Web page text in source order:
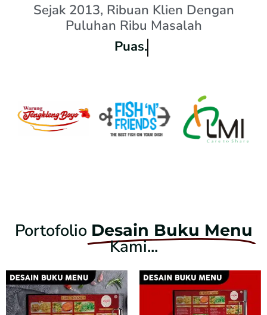
Sejak 2013, Ribuan Klien Dengan
Puluhan Ribu Masalah
Puas.
Portofolio Desain Buku Menu
Kami...